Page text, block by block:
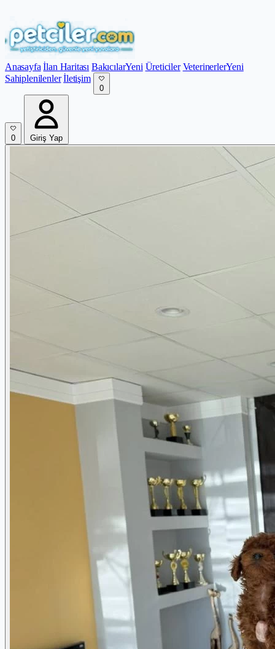
Anasayfa İlan Haritası BakıcılarYeni Üreticiler VeterinerlerYeni
Sahiplenilenler İletişim
0
0 Giriş Yap